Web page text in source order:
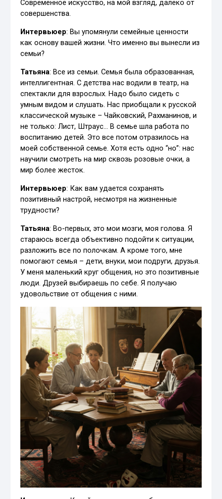
Современное искусство, на мой взгляд, далеко от
совершенства.
Интервьюер: Вы упомянули семейные ценности
как основу вашей жизни. Что именно вы вынесли из
семьи?
Татьяна: Все из семьи. Семья была образованная,
интеллигентная. С детства нас водили в театр, на
спектакли для взрослых. Надо было сидеть с
умным видом и слушать. Нас приобщали к русской
классической музыке – Чайковский, Рахманинов, и
не только: Лист, Штраус… В семье шла работа по
воспитанию детей. Это все потом отразилось на
моей собственной семье. Хотя есть одно “но”: нас
научили смотреть на мир сквозь розовые очки, а
мир более жесток.
Интервьюер: Как вам удается сохранять
позитивный настрой, несмотря на жизненные
трудности?
Татьяна: Во-первых, это мои мозги, моя голова. Я
стараюсь всегда объективно подойти к ситуации,
разложить все по полочкам. А кроме того, мне
помогают семья – дети, внуки, мои подруги, друзья.
У меня маленький круг общения, но это позитивные
люди. Друзей выбираешь по себе. Я получаю
удовольствие от общения с ними.